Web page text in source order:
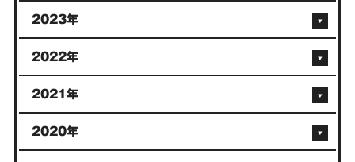
2023年
2022年
2021年
2020年